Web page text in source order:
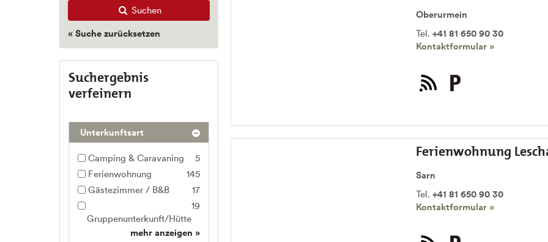
Oberurmein
Tel. +41 81 650 90 30
Kontaktformular »
Ferienwohnung
Sarn
Tel. +41 81 650 90 30
Kontaktformular »
Suchen
« Suche zurücksetzen
Suchergebnis
verfeinern
Unterkunftsart
5
Camping & Caravaning
145
Ferienwohnung
17
Gästezimmer / B&B
19
Gruppenunterkunft/Hütte
mehr anzeigen »